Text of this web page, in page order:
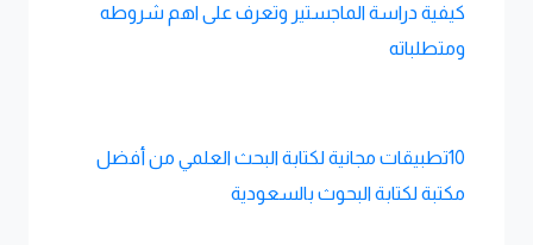
كيفية دراسة الماجستير وتعرف على اهم شروطه
ومتطلباته
10تطبيقات مجانية لكتابة البحث العلمي من أفضل
مكتبة لكتابة البحوث بالسعودية